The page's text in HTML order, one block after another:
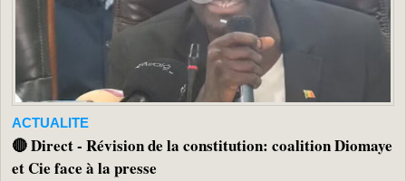
ACTUALITE
🔴 Direct - Révision de la constitution: coalition Diomaye
et Cie face à la presse